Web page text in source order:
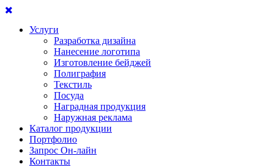
Услуги
Разработка дизайна
Нанесение логотипа
Изготовление бейджей
Полиграфия
Текстиль
Посуда
Наградная продукция
Наружная реклама
Каталог продукции
Портфолио
Запрос Он-лайн
Контакты